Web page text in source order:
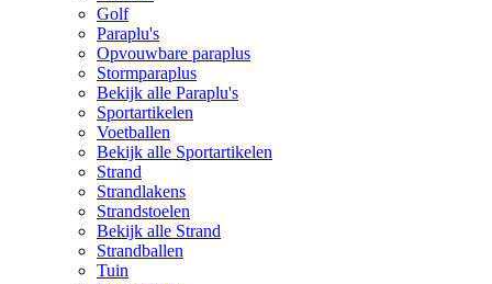
Golf
Paraplu's
Opvouwbare paraplus
Stormparaplus
Bekijk alle Paraplu's
Sportartikelen
Voetballen
Bekijk alle Sportartikelen
Strand
Strandlakens
Strandstoelen
Bekijk alle Strand
Strandballen
Tuin